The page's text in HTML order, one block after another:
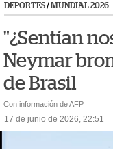
DEPORTES/MUNDIAL 2026
"¿Sentían
Neymar
de Brasil
Con información de AFP
17 de junio de 2026, 22:51